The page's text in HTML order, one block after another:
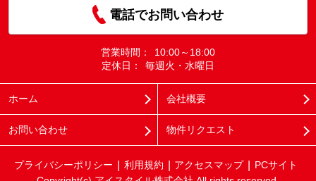
電話でお問い合わせ
営業時間：
10:00～18:00
定休日：
毎週火・水曜日
ホーム 会社概要
お問い合わせ 物件リクエスト
プライバシーポリシー 利用規約 アクセスマップ
PCサイト